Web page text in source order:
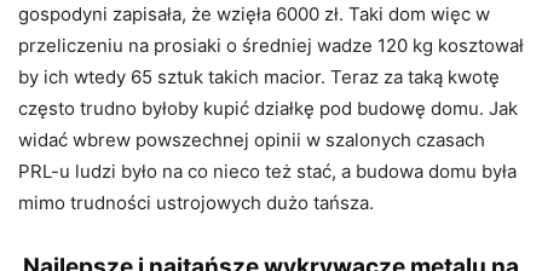
gospodyni zapisała, że wzięła 6000 zł. Taki dom więc w
przeliczeniu na prosiaki o średniej wadze 120 kg kosztował
by ich wtedy 65 sztuk takich macior. Teraz za taką kwotę
często trudno byłoby kupić działkę pod budowę domu. Jak
widać wbrew powszechnej opinii w szalonych czasach
PRL-u ludzi było na co nieco też stać, a budowa domu była
mimo trudności ustrojowych dużo tańsza.